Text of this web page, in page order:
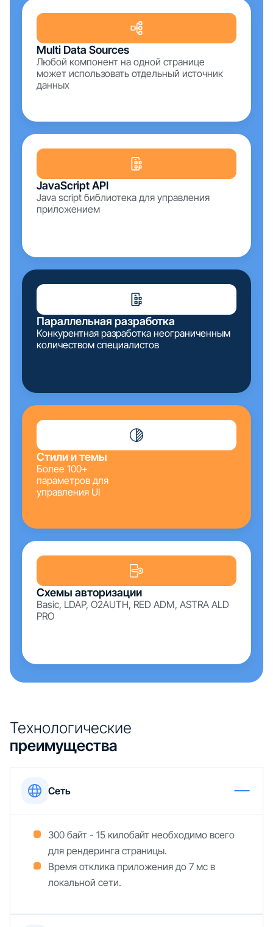
Multi Data Sources
Любой компонент на одной странице
может использовать отдельный источник
данных
JavaScript API
Java script библиотека для управления
приложением
Параллельная разработка
Конкурентная разработка неограниченным
количеством специалистов
Стили и темы
Более 100+
параметров для
управления UI
Схемы авторизации
Basic, LDAP, O2AUTH, RED ADM, ASTRA ALD
PRO
Технологические
преимущества
Сеть
300 байт - 15 килобайт необходимо всего
для рендеринга страницы.
Время отклика приложения до 7 мс в
локальной сети.